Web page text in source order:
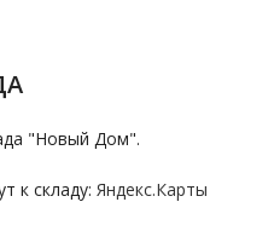
"Новый Дом".
к складу: Яндекс.Карты